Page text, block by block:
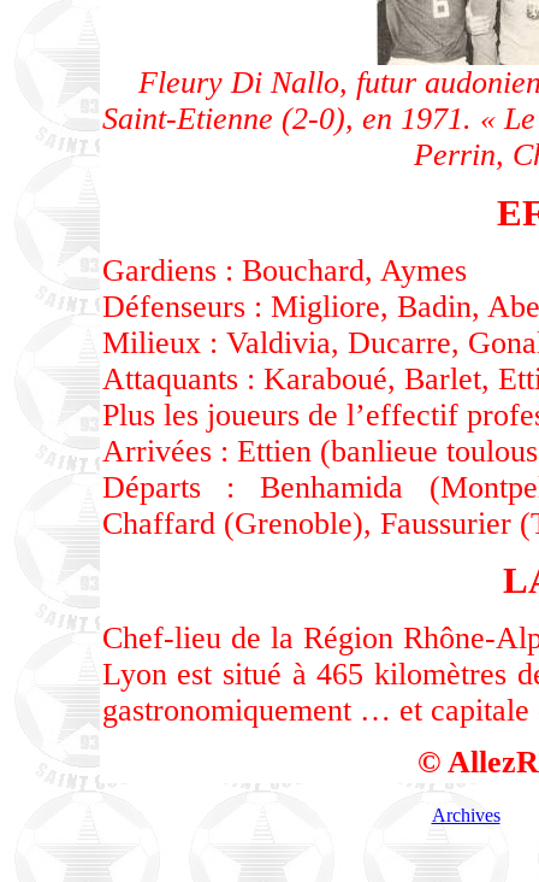
Fleury Di Nallo, futur
Saint-Etienne (2-0), en 1971. «
Perrin,
Gardiens : Bouchard, Aymes
Défenseurs : Migliore, Badin,
Milieux : Valdivia, Ducarre,
Attaquants : Karaboué, Barlet,
Plus les joueurs de l’effectif
Arrivées : Ettien (banlieue
Départs : Benhamida
Chaffard (Grenoble), Faussurier
Chef-lieu de la Région Rhône-
Lyon est situé à 465 kilomètres
gastronomiquement … et
©
Archives